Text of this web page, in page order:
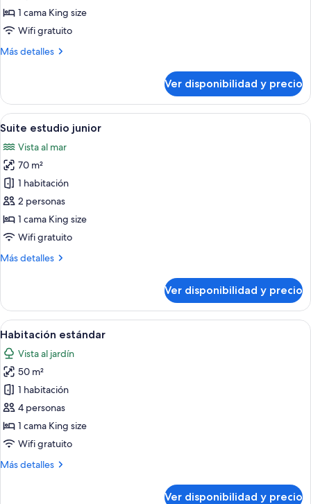
superior
1 cama King size
Wifi gratuito
Más detalles
Más
superior
Ver disponibilidad y precio
Ver
todas
las
fotos
de
Suite
estudio
junior
Una habitación de hotel moderna
16
Suite estudio junior
Vista al mar
70 m²
1 habitación
2 personas
1 cama King size
Wifi gratuito
Más detalles
Más
estudio
junior
Ver disponibilidad y precio
Ver
todas
las
fotos
de
Habitación
estándar
Un dormitorio con una cama
11
Habitación estándar
Vista al jardín
50 m²
1 habitación
4 personas
1 cama King size
Wifi gratuito
Más detalles
Más
Ver disponibilidad y precio